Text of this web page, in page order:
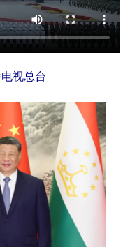
视总台